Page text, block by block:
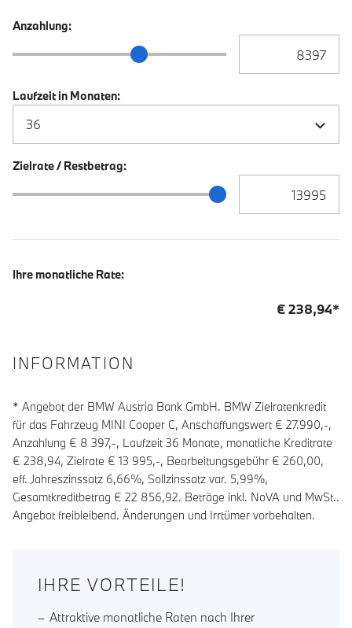
Anzahlung:
Anzahlung Schieberegler
Laufzeit in Monaten:
Zielrate / Restbetrag:
Zielrate / Restbetrag Schieberegler
Ihre monatliche Rate:
€238,94*
INFORMATION
* Angebot der BMW Austria Bank GmbH. BMW Zielratenkredit
für das Fahrzeug MINI Cooper C, Anschaffungswert € 27.990,-,
Anzahlung € 8 397,-, Laufzeit36 Monate, monatliche Kreditrate
€ 238,94, Zielrate € 13 995,-, Bearbeitungsgebühr € 260,00,
eff. Jahreszinssatz 6,66%, Sollzinssatz var. 5,99%,
Gesamtkreditbetrag € 22 856,92. Beträge inkl. NoVA und MwSt..
Angebot freibleibend. Änderungen und Irrtümer vorbehalten.
IHRE VORTEILE!
Attraktive monatliche Raten nach Ihrer